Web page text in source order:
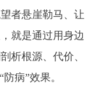
者悬崖勒马、让
就是通过用身边
析根源、代价、
病”效果。